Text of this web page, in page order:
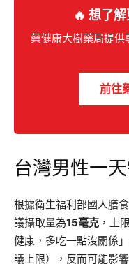
🔥 想了
藥健康大樹藥局提
前往
台灣男性一
根據衛生福利部國人膳
議攝取量為15毫克 ，上
健康，多吃一點沒關係
議上限），反而可能影